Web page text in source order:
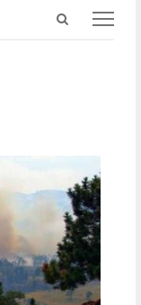
Open